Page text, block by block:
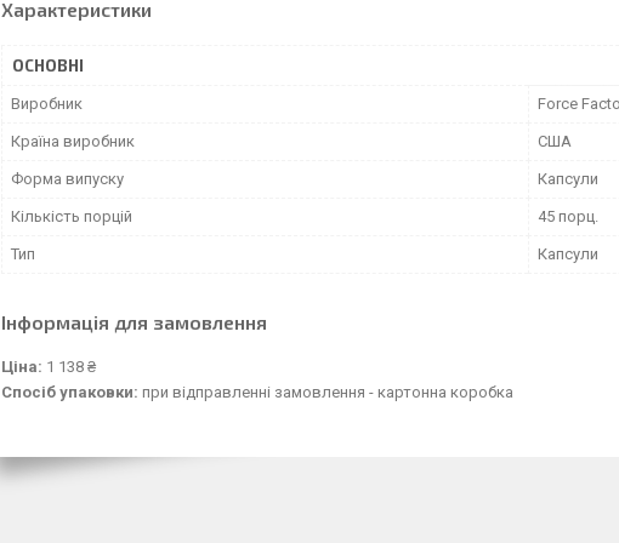
Характеристики
ОСНОВНІ
Виробник Force
Країна виробник США
Форма випуску Капсули
Кількість порцій 45 порц.
Тип Капсули
Інформація для замовлення
Ціна: 1 138 ₴
Спосіб упаковки: при відправленні замовлення - картонна коробка